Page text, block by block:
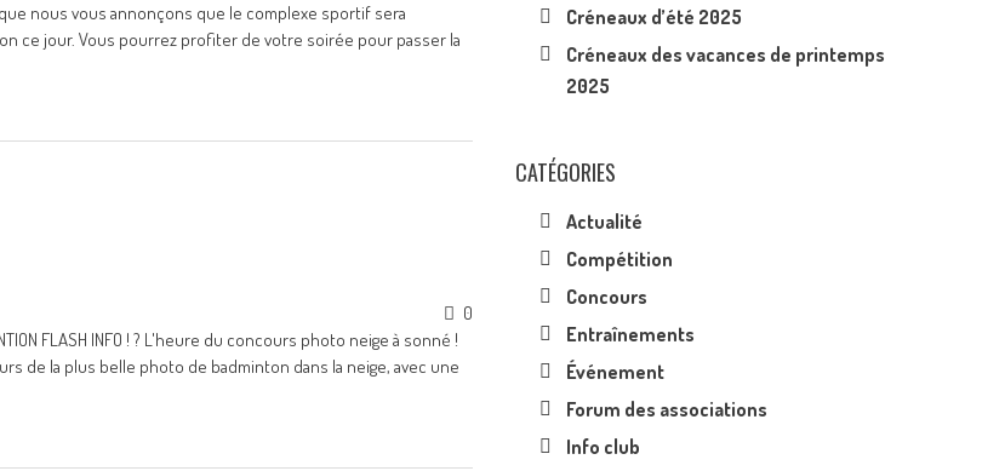
nous vous annonçons que le complexe sportif sera
ce jour. Vous pourrez profiter de votre soirée pour passer la
0
FLASH INFO ! ? L'heure du concours photo neige à sonné !
de la plus belle photo de badminton dans la neige, avec une
Créneaux d’été 2025
Créneaux des vacances de printemps
2025
CATÉGORIES
Actualité
Compétition
Concours
Entraînements
Événement
Forum des associations
Info club